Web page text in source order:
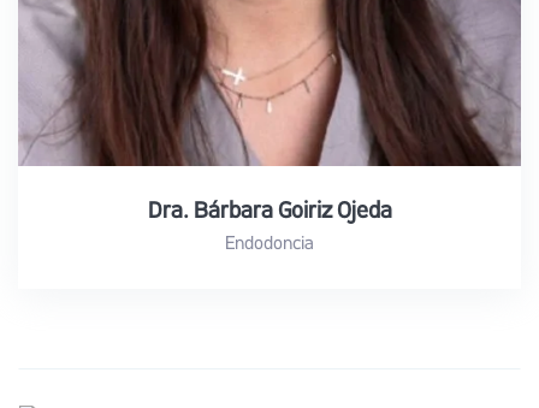
Dra. Bárbara Goiriz Ojeda
Endodoncia